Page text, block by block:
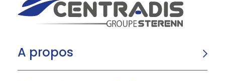
A propos